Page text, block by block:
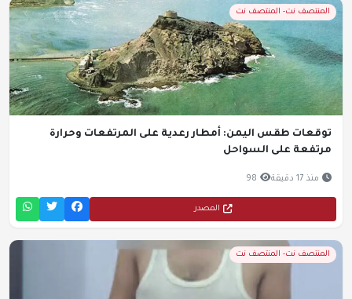
المنتصف نت- المنتصف نت
توقعات طقس اليمن: أمطار رعدية على المرتفعات وحرارة
مرتفعة على السواحل
منذ 17 دقيقة 98
المصدر
المنتصف نت- المنتصف نت